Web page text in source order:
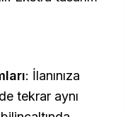
: İlanınıza
tekrar aynı